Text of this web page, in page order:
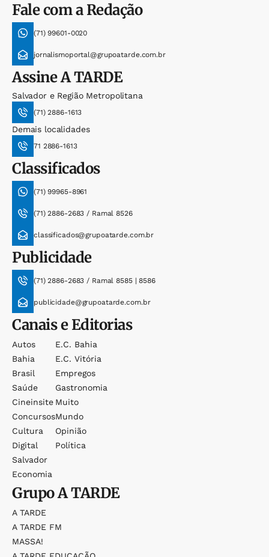
Fale com a Redação
(71) 99601-0020
jornalismoportal@grupoatarde.com.br
AssineA TARDE
Salvador e Região Metropolitana
(71) 2886-1613
Demais localidades
71 2886-1613
Classificados
(71) 99965-8961
(71) 2886-2683 / Ramal 8526
classificados@grupoatarde.com.br
Publicidade
(71) 2886-2683 / Ramal 8585 | 8586
publicidade@grupoatarde.com.br
Canais e Editorias
Autos
Bahia
Brasil
Saúde
Cineinsite
Concursos
Cultura
Digital
Salvador
Economia
E.c. Bahia
E.c. Vitória
Empregos
Gastronomia
Muito
Mundo
Opinião
Política
GrupoA TARDE
A TARDE
A TARDE FM
MASSA!